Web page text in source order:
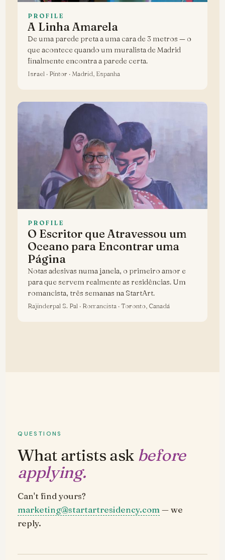
PROFILE
A Linha Amarela
De uma parede preta a uma cara de 3 metros — o
que acontece quando um muralista de Madrid
finalmente encontra a parede certa.
Israel · Pintor · Madrid, Espanha
PROFILE
O Escritor que Atravessou um
Oceano para Encontrar uma
Página
Notas adesivas numa janela, o primeiro amor e
para que servem realmente as residências. Um
romancista, três semanas na StartArt.
Rajinderpal S. Pal · Romancista · Toronto, Canadá
QUESTIONS
What artists ask before
applying.
Can't find yours?
marketing@startartresidency.com — we
reply.